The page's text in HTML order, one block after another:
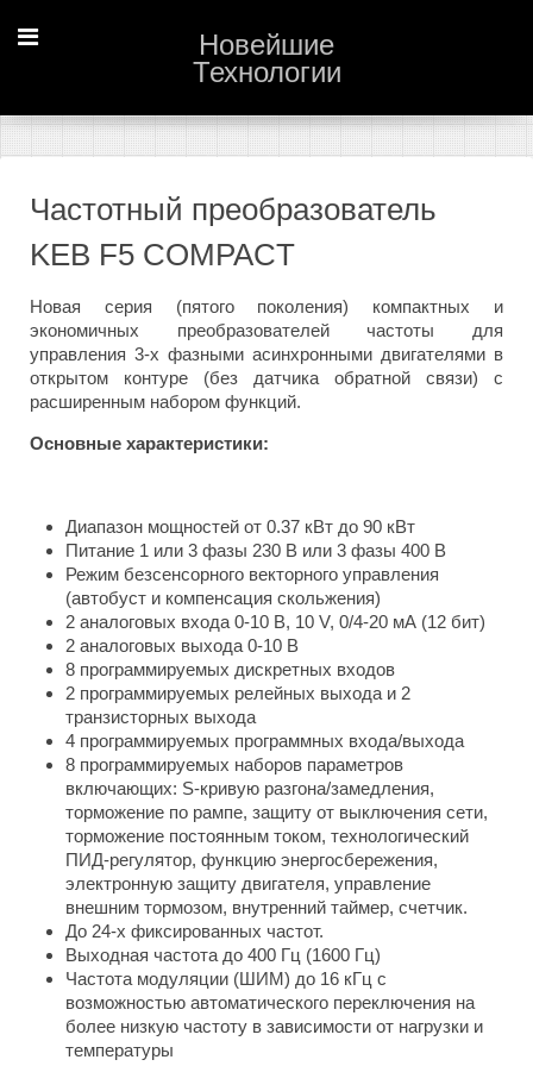
Новейшие
Технологии
Частотный преобразователь
KEB F5 COMPACT
Новая серия (пятого поколения) компактных и
экономичных преобразователей частоты для
управления 3-х фазными асинхронными двигателями в
открытом контуре (без датчика обратной связи) с
расширенным набором функций.
Основные характеристики:
Диапазон мощностей от 0.37 кВт до 90 кВт
Питание 1 или 3 фазы 230 В или 3 фазы 400 В
Режим безсенсорного векторного управления
(автобуст и компенсация скольжения)
2 аналоговых входа 0-10 В, 10 V, 0/4-20 мА (12 бит)
2 аналоговых выхода 0-10 В
8 программируемых дискретных входов
2 программируемых релейных выхода и 2
транзисторных выхода
4 программируемых программных входа/выхода
8 программируемых наборов параметров
включающих: S-кривую разгона/замедления,
торможение по рампе, защиту от выключения сети,
торможение постоянным током, технологический
ПИД-регулятор, функцию энергосбережения,
электронную защиту двигателя, управление
внешним тормозом, внутренний таймер, счетчик.
До 24-х фиксированных частот.
Выходная частота до 400 Гц (1600 Гц)
Частота модуляции (ШИМ) до 16 кГц с
возможностью автоматического переключения на
более низкую частоту в зависимости от нагрузки и
температуры